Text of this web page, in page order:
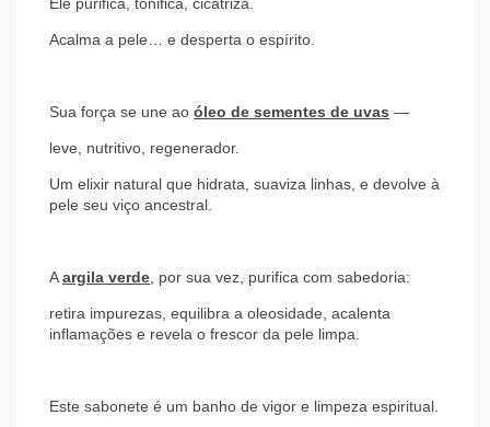
Acalma a pele… e desperta o espírito.
Sua força se une ao óleo de sementes de uvas —
leve, nutritivo, regenerador.
Um elixir natural que hidrata, suaviza linhas, e devolve à
pele seu viço ancestral.
Aargila verde , por sua vez, purifica com sabedoria:
retira impurezas, equilibra a oleosidade, acalenta
inflamações e revela o frescor da pele limpa.
Este sabonete é um banho de vigor e limpeza espiritual.